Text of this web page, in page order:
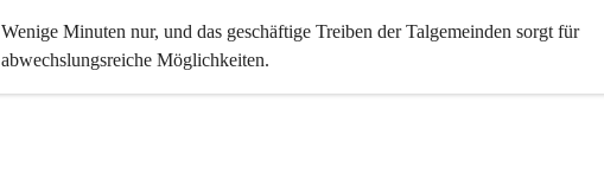
Wenige Minuten nur, und das geschäftige Treiben der Talgemeinden sorgt für
abwechslungsreiche Möglichkeiten.